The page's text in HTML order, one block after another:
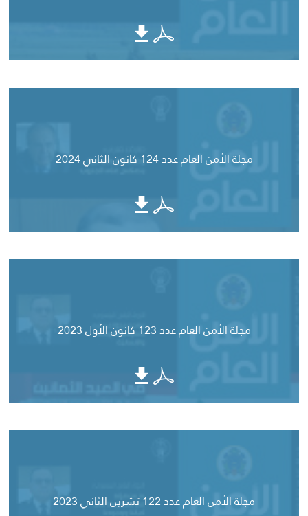
مجلة الأمن العام عدد 124 كانون الثاني 2024
مجلة الأمن العام عدد 123 كانون الأول 2023
مجلة الأمن العام عدد 122 تشرين الثاني 2023